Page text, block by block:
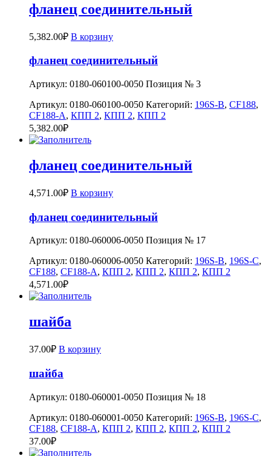
фланец соединительный
5,382.00₽ В корзину
фланец соединительный
Артикул: 0180-060100-0050 Позиция № 3
Артикул: 0180-060100-0050 Категорий: 196S-B, CF188,
CF188-A, КПП 2, КПП 2, КПП 2
5,382.00₽
фланец соединительный
4,571.00₽ В корзину
фланец соединительный
Артикул: 0180-060006-0050 Позиция № 17
Артикул: 0180-060006-0050 Категорий: 196S-B, 196S-C,
CF188, CF188-A, КПП 2, КПП 2, КПП 2, КПП 2
4,571.00₽
шайба
37.00₽ В корзину
шайба
Артикул: 0180-060001-0050 Позиция № 18
Артикул: 0180-060001-0050 Категорий: 196S-B, 196S-C,
CF188, CF188-A, КПП 2, КПП 2, КПП 2, КПП 2
37.00₽